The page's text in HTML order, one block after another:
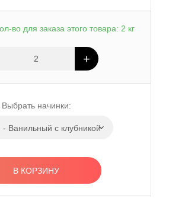
во для заказа этого товара: 2 кг
+
Выбрать начинки:
- Ванильный с клубникой
В КОРЗИНУ